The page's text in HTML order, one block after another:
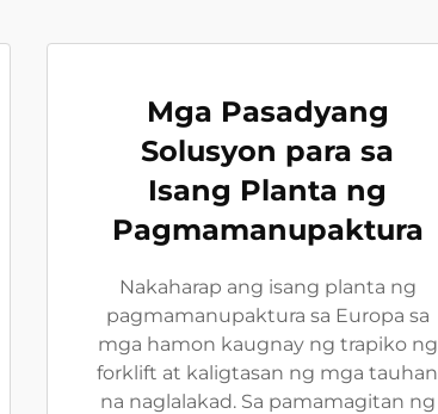
Mga Pasadyang
Solusyon para sa
Isang Planta ng
Pagmamanupaktura
Nakaharap ang isang planta ng
pagmamanupaktura sa Europa sa
mga hamon kaugnay ng trapiko ng
forklift at kaligtasan ng mga tauhan
na naglalakad. Sa pamamagitan ng